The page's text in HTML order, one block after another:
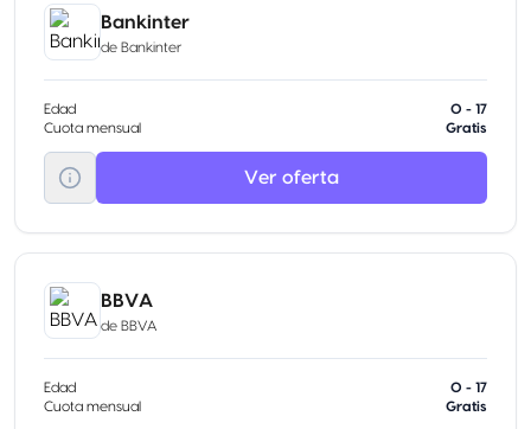
Bankinter
de Bankinter
Edad
0 - 17
Cuota mensual
Gratis
Ver oferta
BBVA
de BBVA
Edad
0 - 17
Cuota mensual
Gratis